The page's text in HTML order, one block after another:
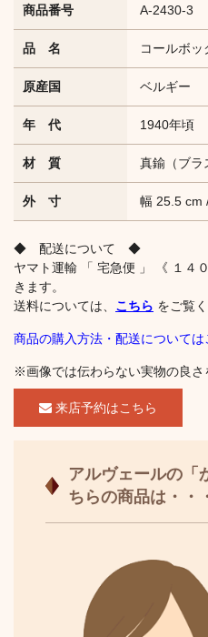
商品番号 A-2430-3
品 名 コールボッ
原産国 ベルギー
年 代 1940年頃
材 質 真鍮（ブラ
外 寸 幅 25.5 cm
◆ 配送について ◆
ヤマト運輸 「 宅急便 」 《 １４
きます。
送料については、 こちら をご覧く
商品の購入方法・配送については
※画像では伝わらない実物の良さ
来店予約はこちら
アルヴェールの「
ちらの商品は・・